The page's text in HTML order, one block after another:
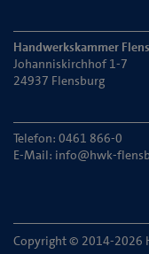
Handwerkskammer
Johanniskirchhof 1-7
24937 Flensburg
Telefon: 0461 866-0
E-Mail: info@hwk-
Copyright © 2014-2026